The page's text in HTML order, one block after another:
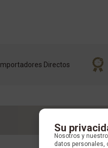
Importadores Directos
Su
Nosotros y
datos personales,